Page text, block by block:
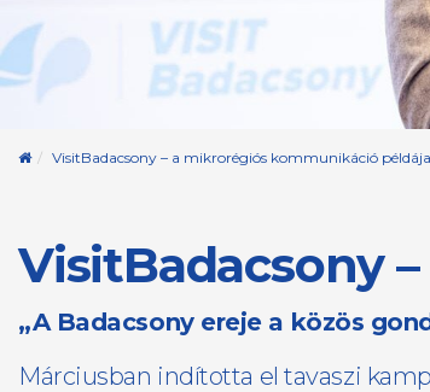
Kezdőoldal
VisitBadacsony – a mikrorégiós kommunikáció példája
VisitBadacsony
„A Badacsony ereje a közös
Márciusban indította el tavaszi